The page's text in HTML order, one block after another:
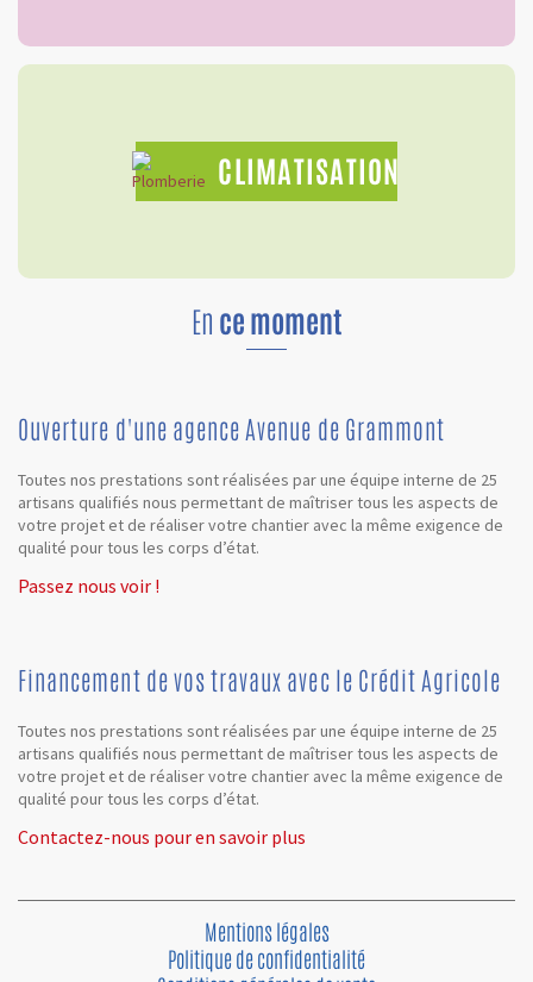
CLIMATISATION
En ce moment
Ouverture d'une agence Avenue de Grammont
Toutes nos prestations sont réalisées par une équipe interne de 25
artisans qualifiés nous permettant de maîtriser tous les aspects de
votre projet et de réaliser votre chantier avec la même exigence de
qualité pour tous les corps d’état.
Passez nous voir !
Financement de vos travaux avec le Crédit Agricole
Toutes nos prestations sont réalisées par une équipe interne de 25
artisans qualifiés nous permettant de maîtriser tous les aspects de
votre projet et de réaliser votre chantier avec la même exigence de
qualité pour tous les corps d’état.
Contactez-nous pour en savoir plus
Mentions légales
Politique de confidentialité